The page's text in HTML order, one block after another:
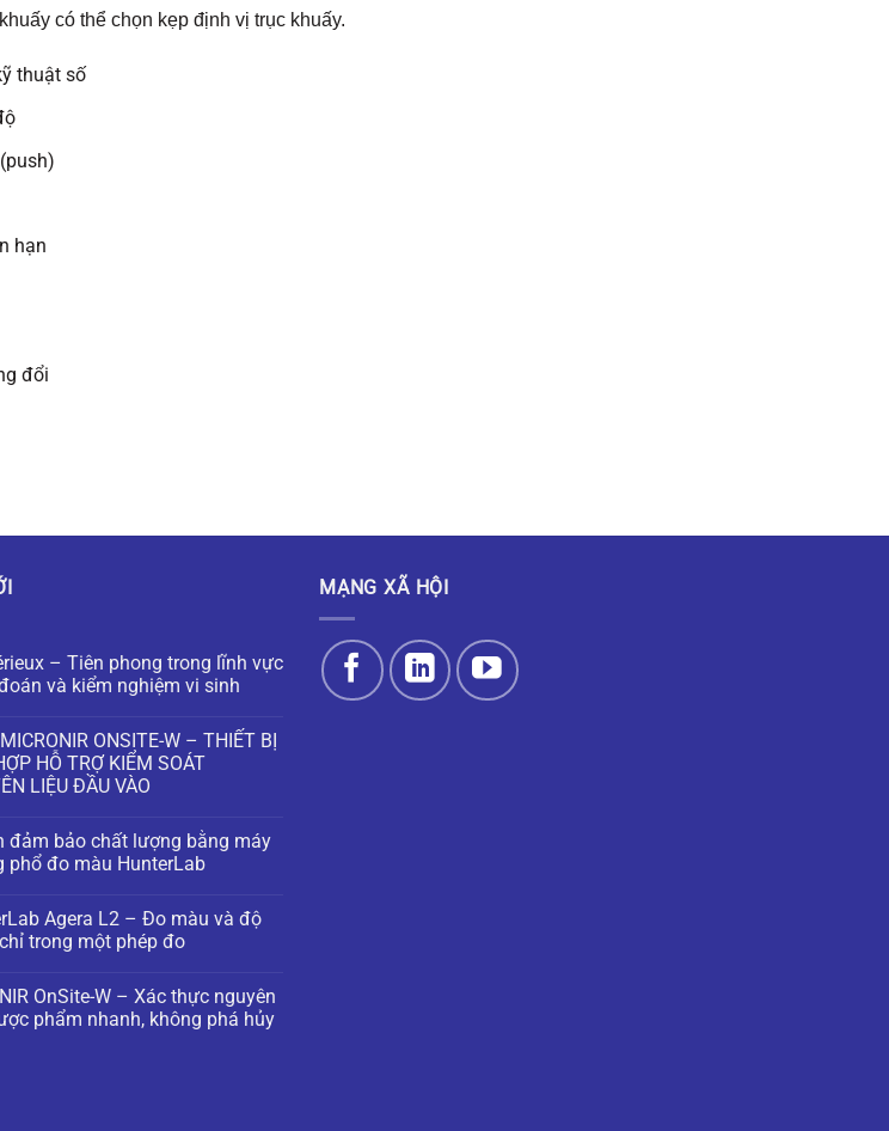
có thể chọn kẹp định vị trục khuấy.
thuật số
hạn
đổi
– Tiên phong trong lĩnh vực
và kiểm nghiệm vi sinh
ONSITE-W – THIẾT BỊ
HỖ TRỢ KIỂM SOÁT
LIỆU ĐẦU VÀO
đảm bảo chất lượng bằng máy
phổ đo màu HunterLab
Agera L2 – Đo màu và độ
trong một phép đo
OnSite-W – Xác thực nguyên
phẩm nhanh, không phá hủy
MẠNG XÃ HỘI